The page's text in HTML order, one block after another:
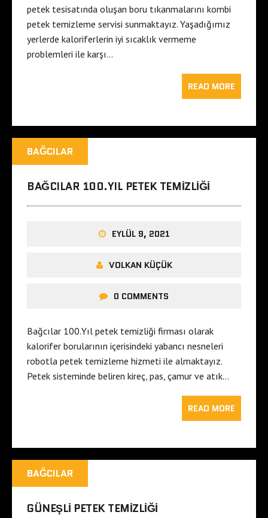
petek tesisatında oluşan boru tıkanmalarını kombi
petek temizleme servisi sunmaktayız. Yaşadığımız
yerlerde kaloriferlerin iyi sıcaklık vermeme
problemleri ile karşı…
READ MORE
BAĞCILAR
BAĞCILAR 100.YIL PETEK TEMIZLIĞI
EYLÜL 9, 2021
VOLKAN KÜÇÜK
0 COMMENTS
Bağcılar 100.Yıl petek temizliği firması olarak
kalorifer borularının içerisindeki yabancı nesneleri
robotla petek temizleme hizmeti ile almaktayız.
Petek sisteminde beliren kireç, pas, çamur ve atık…
READ MORE
BAĞCILAR
GÜNEŞLI PETEK TEMIZLIĞI